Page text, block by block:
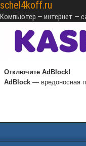
schel4koff.ru
Компьютер — интернет —
Отключите AdBlock!
AdBlock — вредоносная